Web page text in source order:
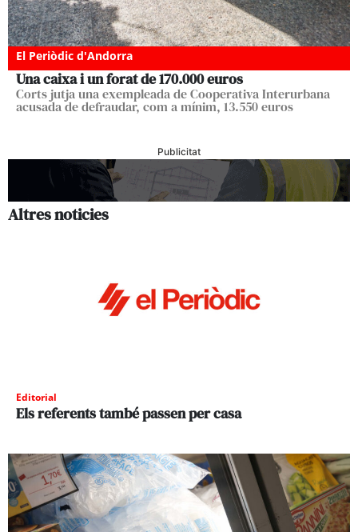
El Periòdic d'Andorra
Una caixa i un forat de 170.000 euros
Corts jutja una exempleada de Cooperativa Interurbana
acusada de defraudar, com a mínim, 13.550 euros
Publicitat
Altres noticies
Editorial
Els referents també passen per casa